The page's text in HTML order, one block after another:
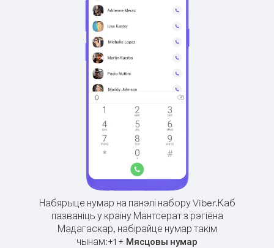
Набярыце нумар на панэлі набору Viber.Каб
пазваніць у краіну Мантсерат з рэгіёна
Мадагаскар, набірайце нумар такім
чынам:+1 + Мясцовы нумар